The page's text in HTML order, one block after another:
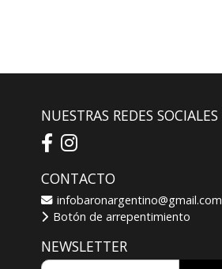
NUESTRAS REDES SOCIALES
CONTACTO
infobaronargentino@gmail.com
Botón de arrepentimiento
NEWSLETTER